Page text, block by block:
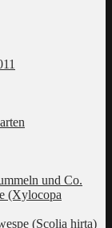
und Co.
(Xylocopa
(Scolia hirta)